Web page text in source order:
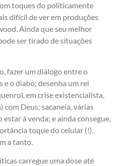
toques do politicamente
difícil de ver em produções
Ainda que seu melhor
ser tirado de situações
fazer um diálogo entre o
e o diabo; desenha um rei
em crise existencialista,
com Deus; sacaneia, várias
à venda; e ainda consegue,
toque do celular (!).
a tanto.
carregue uma dose até